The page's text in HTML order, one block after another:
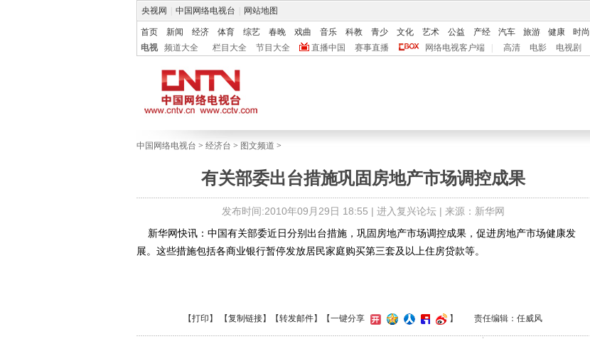
央视网 中国网络电视台 网站地图
首页 新闻 经济 体育 综艺 春晚 戏曲 音乐 科教 青少 文化 艺术 公益 产经 汽车 旅游 健康 时尚
电视
频道大全 栏目大全 节目大全 直播中国 赛事直播 网络电视客户端 高清 电影 电视剧
中国网络电视台 > 经济台 > 图文频道 >
有关部委出台措施巩固房地产市场调控成果
发布时间:2010年09月29日 18:55 | 进入复兴论坛| 来源：新华网
新华网快讯：中国有关部委近日分别出台措施，巩固房地产市场调控成果，促进房地产市场健康发
展。这些措施包括各商业银行暂停发放居民家庭购买第三套及以上住房贷款等。
【打印 】 【复制链接】【转发邮件】 【一键分享 】 责任编辑：任威风